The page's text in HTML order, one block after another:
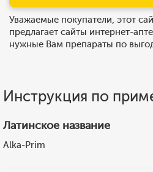
Уважаемые покупатели, этот
предлагает сайты интернет-
нужные Вам препараты по
Инструкция по
Латинское название
Alka-Prim